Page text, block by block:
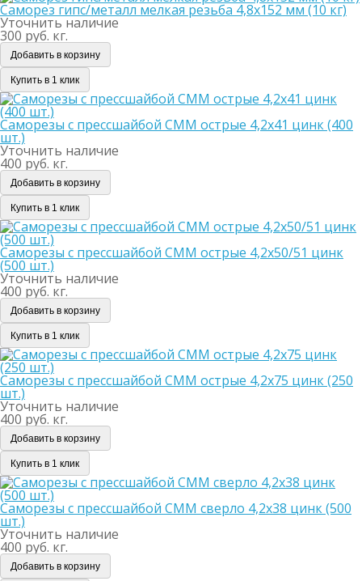
Саморез гипс/металл мелкая резьба 4,8х152 мм (10 кг)
Уточнить наличие
300 руб. кг.
Добавить в корзину
Купить в 1 клик
Саморезы с прессшайбой СММ острые 4,2х41 цинк (400
шт.)
Уточнить наличие
400 руб. кг.
Добавить в корзину
Купить в 1 клик
Саморезы с прессшайбой СММ острые 4,2х50/51 цинк
(500 шт.)
Уточнить наличие
400 руб. кг.
Добавить в корзину
Купить в 1 клик
Саморезы с прессшайбой СММ острые 4,2х75 цинк (250
шт.)
Уточнить наличие
400 руб. кг.
Добавить в корзину
Купить в 1 клик
Саморезы с прессшайбой СММ сверло 4,2х38 цинк (500
шт.)
Уточнить наличие
400 руб. кг.
Добавить в корзину